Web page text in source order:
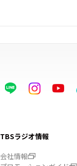
TBSラジオ情報
会社情報